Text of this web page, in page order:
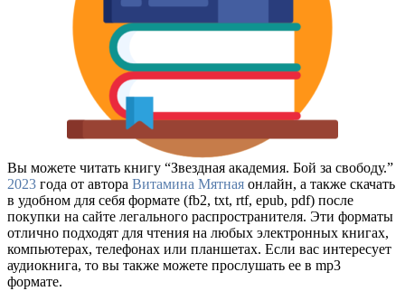
Вы можете читать книгу “Звездная академия. Бой за свободу.”
2023 года от автора Витамина Мятная онлайн, а также скачать
в удобном для себя формате (fb2, txt, rtf, epub, pdf) после
покупки на сайте легального распространителя. Эти форматы
отлично подходят для чтения на любых электронных книгах,
компьютерах, телефонах или планшетах. Если вас интересует
аудиокнига, то вы также можете прослушать ее в mp3
формате.